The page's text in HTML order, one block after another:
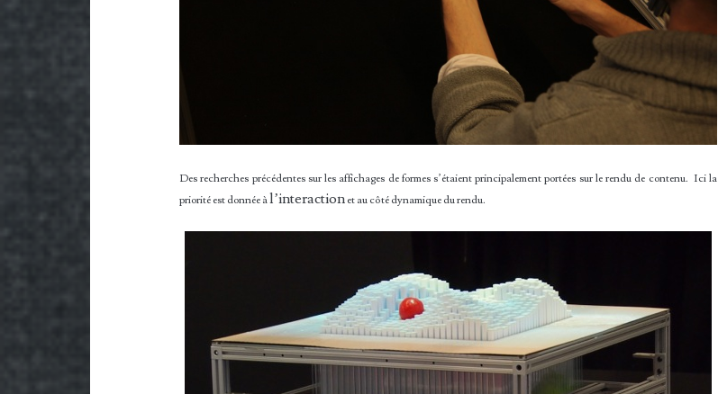
Des recherches précédentes sur les affichages de formes s’étaient principalement portées sur le rendu de contenu. Ici la
priorité est donnée àl’interaction et au côté dynamique du rendu.